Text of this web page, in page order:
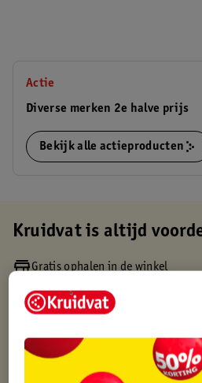
Actie
Diverse merken 2e halve prijs
Bekijk alle actieproducten
Kruidvat is altijd
Gratis ophalen in de winkel
Gratis thuisbezorgd vanaf 50.00
Gratis punten met je Kruidvat